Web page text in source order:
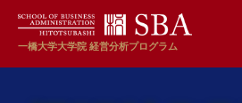
一橋大学大学院 経営分析プログラム